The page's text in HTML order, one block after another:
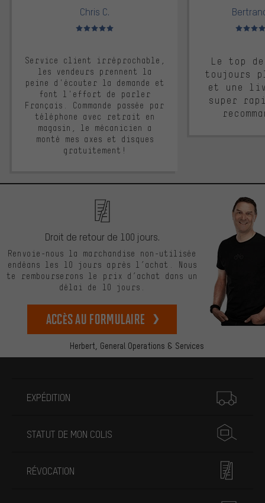
Chris C.
Note moyenne : 5 sur 5
Service client irréprochable,
les vendeurs prennent la
peine d'écouter la demande et
font l'effort de parler
Français. Commande passée par
téléphone avec retrait en
magasin, le mécanicien a
monté mes axes et disques
gratuitement!
Note
Le top
toujours
et une
super
Herbert, General Operations & Services
Droit de retour de 100 jours.
Renvoie-nous la marchandise non-utilisée
endéans les 10 jours après l’achat. Nous
te rembourserons le prix d’achat dans un
délai de 10 jours.
Accès au formulaire
EXPÉDITION
STATUT DE MON COLIS
RÉVOCATION